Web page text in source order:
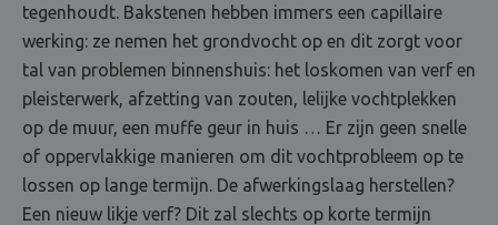
tegenhoudt. Bakstenen hebben immers een capillaire
werking: ze nemen het grondvocht op en dit zorgt voor
tal van problemen binnenshuis: het loskomen van verf en
pleisterwerk, afzetting van zouten, lelijke vochtplekken
op de muur, een muffe geur in huis … Er zijn geen snelle
of oppervlakkige manieren om dit vochtprobleem op te
lossen op lange termijn. De afwerkingslaag herstellen?
Een nieuw likje verf? Dit zal slechts op korte termijn